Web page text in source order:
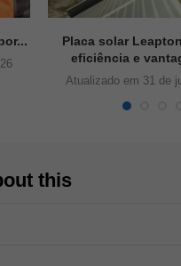
Placa solar
eficiência e
Atualizado em 31 de
this